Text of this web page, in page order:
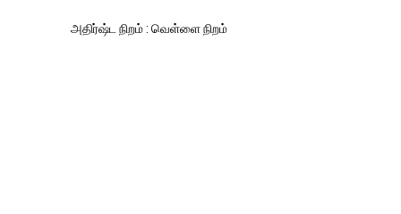
அதிர்ஷ்ட நிறம் : வெள்ளை நிறம்